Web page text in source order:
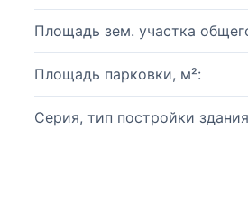
Площадь зем. участка
Площадь парковки, м²:
Серия, тип постройки